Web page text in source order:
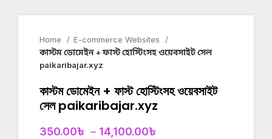
Home
E-commerce Websites
কাস্টম ডোমেইন + ফাস্ট হোস্টিংসহ ওয়েবসাইট সেল
paikaribajar.xyz
কাস্টম ডোমেইন + ফাস্ট হোস্টিংসহ ওয়েবসাইট
সেল paikaribajar.xyz
350.00৳ – 14,100.00৳